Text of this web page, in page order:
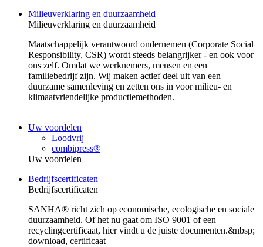
Milieuverklaring en duurzaamheid
Milieuverklaring en duurzaamheid
Maatschappelijk verantwoord ondernemen (Corporate Social
Responsibility, CSR) wordt steeds belangrijker - en ook voor
ons zelf. Omdat we werknemers, mensen en een
familiebedrijf zijn. Wij maken actief deel uit van een
duurzame samenleving en zetten ons in voor milieu- en
klimaatvriendelijke productiemethoden.
Uw voordelen
Loodvrij
combipress®
Uw voordelen
Bedrijfscertificaten
Bedrijfscertificaten
SANHA® richt zich op economische, ecologische en sociale
duurzaamheid. Of het nu gaat om ISO 9001 of een
recyclingcertificaat, hier vindt u de juiste documenten.&nbsp;
download, certificaat